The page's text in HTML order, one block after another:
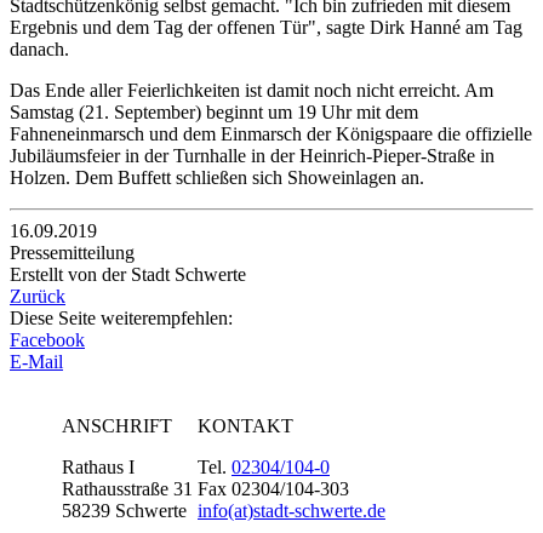
Stadtschützenkönig selbst gemacht. "Ich bin zufrieden mit diesem
Ergebnis und dem Tag der offenen Tür", sagte Dirk Hanné am Tag
danach.
Das Ende aller Feierlichkeiten ist damit noch nicht erreicht. Am
Samstag (21. September) beginnt um 19 Uhr mit dem
Fahneneinmarsch und dem Einmarsch der Königspaare die offizielle
Jubiläumsfeier in der Turnhalle in der Heinrich-Pieper-Straße in
Holzen. Dem Buffett schließen sich Showeinlagen an.
16.09.2019
Pressemitteilung
Erstellt von der Stadt Schwerte
Zurück
Diese Seite weiterempfehlen:
Facebook
E-Mail
ANSCHRIFT
Rathaus I
Rathausstraße 31
58239 Schwerte
KONTAKT
Tel. 02304/104-0
Fax 02304/104-303
info(at)stadt-schwerte.de